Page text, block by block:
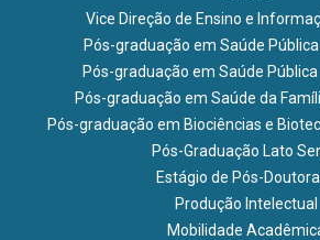
Vice Direção de Ensino e
Pós-graduação em Saúde
Pós-graduação em Saúde Pública
Pós-graduação em Saúde da
Pós-graduação em Biociências e
Pós-Graduação Lato
Estágio de Pós-
Produção Intelectual
Mobilidade